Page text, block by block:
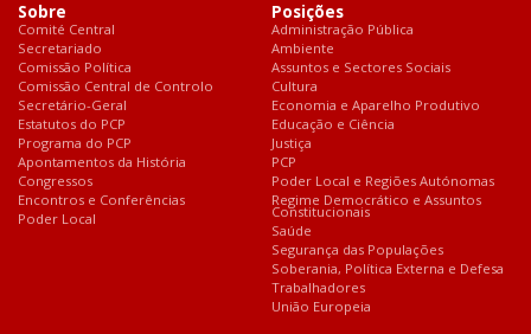
Sobre
Comité Central
Secretariado
Comissão Política
Comissão Central de Controlo
Secretário-Geral
Estatutos do PCP
Programa do PCP
Apontamentos da História
Congressos
Encontros e Conferências
Poder Local
Posições
Administração Pública
Ambiente
Assuntos e Sectores Sociais
Cultura
Economia e Aparelho Produtivo
Educação e Ciência
Justiça
PCP
Poder Local e Regiões Autónomas
Regime Democrático e Assuntos
Constitucionais
Saúde
Segurança das Populações
Soberania, Política Externa e Defesa
Trabalhadores
União Europeia